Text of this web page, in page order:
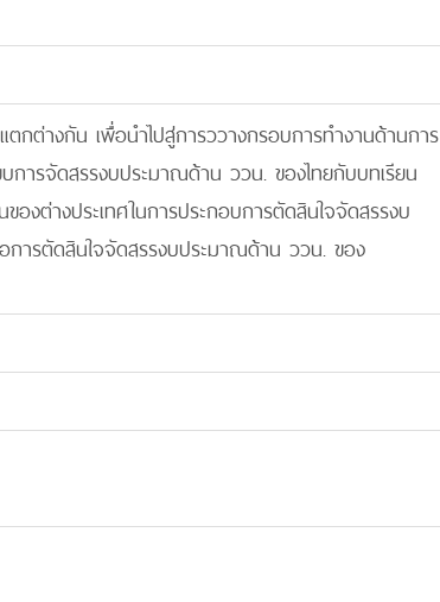
ต่างกัน เพื่อนำไปสู่การววางกรอบการทำงานด้านการ
ารจัดสรรงบประมาณด้าน ววน. ของไทยกับบทเรียน
องต่างประเทศในการประกอบการตัดสินใจจัดสรรงบ
ารตัดสินใจจัดสรรงบประมาณด้าน ววน. ของ